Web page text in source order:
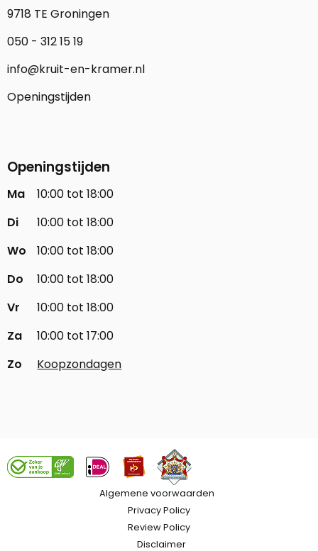
9718 TE Groningen
050 - 312 15 19
info@kruit-en-kramer.nl
Openingstijden
Openingstijden
Ma
10:00 tot 18:00
Di
10:00 tot 18:00
Wo
10:00 tot 18:00
Do
10:00 tot 18:00
Vr
10:00 tot 18:00
Za
10:00 tot 17:00
Zo
Koopzondagen
Algemene voorwaarden
Privacy Policy
Review Policy
Disclaimer